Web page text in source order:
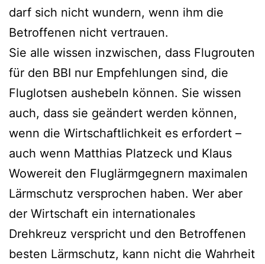
darf sich nicht wundern, wenn ihm die
Betroffenen nicht vertrauen.
Sie alle wissen inzwischen, dass Flugrouten
für den BBI nur Empfehlungen sind, die
Fluglotsen aushebeln können. Sie wissen
auch, dass sie geändert werden können,
wenn die Wirtschaftlichkeit es erfordert –
auch wenn Matthias Platzeck und Klaus
Wowereit den Fluglärmgegnern maximalen
Lärmschutz versprochen haben. Wer aber
der Wirtschaft ein internationales
Drehkreuz verspricht und den Betroffenen
besten Lärmschutz, kann nicht die Wahrheit